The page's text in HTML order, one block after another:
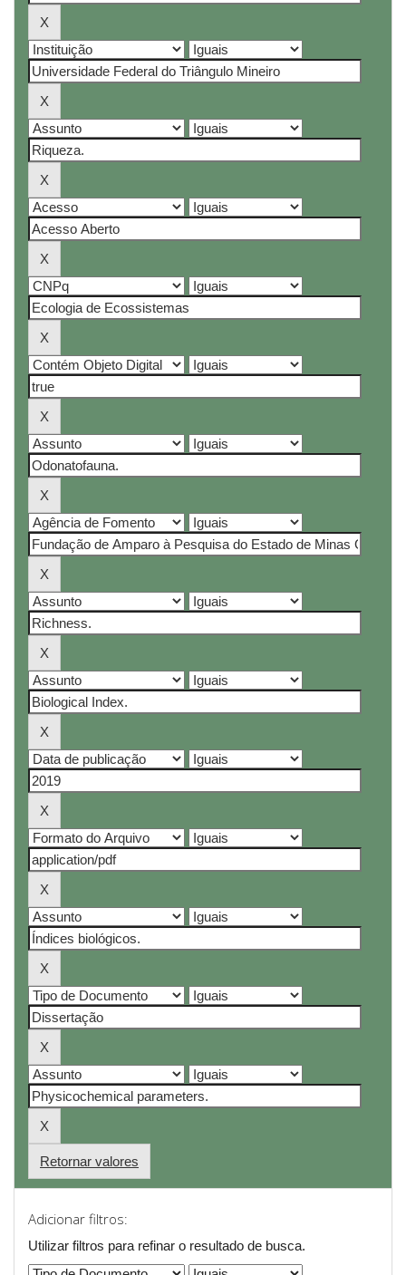
Retornar valores
Adicionar filtros:
Utilizar filtros para refinar o resultado de busca.